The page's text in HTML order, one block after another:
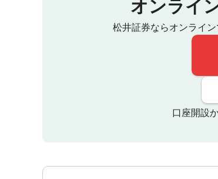
オンライ
松井証券ならオンライン
口座開設